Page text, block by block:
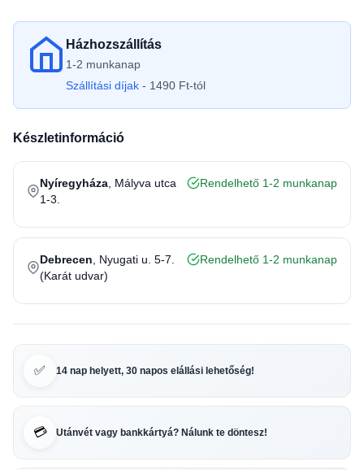
Házhozszállítás
1-2 munkanap
Szállítási díjak - 1490 Ft-tól
Készletinformáció
Nyíregyháza , Mályva utca
1-3.
Rendelhető 1-2 munkanap
Debrecen , Nyugati u. 5-7.
(Karát udvar)
Rendelhető 1-2 munkanap
✅ 14 nap helyett, 30 napos elállási lehetőség!
💳 Utánvét vagy bankkártyá? Nálunk te döntesz!